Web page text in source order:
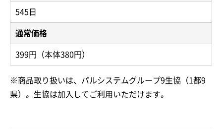
545日
通常価格
399円（本体380円）
※商品取り扱いは、パルシステムグループ9生協（1都9
県）。生協は加入してご利用いただけます。